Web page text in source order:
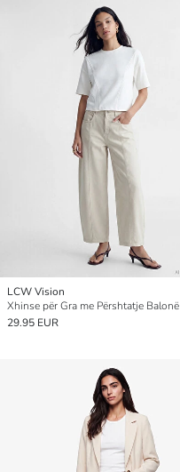
LCW Vision
Xhinse për Gra me Përshtatje Balonë
29.95 EUR